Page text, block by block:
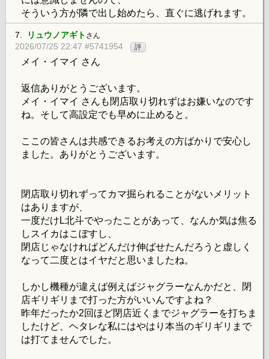
そういう方が隣で出し始めたら、直ぐに逃げれます。
7. リュウノアギト さん
2026/07/25 22:47 #5741954 評
メイ・イマイ さん
返信ありがとうございます。
メイ・イマイ さんも閉店取り切れずはお嫌いなのです
ね。そして高設定でも早めに止めると。
ここの皆さんは共感できるお考えの方ばかりで安心し
ました。ありがとうございます。
閉店取り切れずってカマ掘られることがないメリット
はありますが、
一度だけL北斗でやったことがあって、なんか気は焦る
しスイカはこぼすし、
閉店じゃなければどんだけ伸ばせたんだろうと虚しく
なって二度とはイヤだと思いましたね。
しかし機種が違えば例えばジャグラーなんかだと、閉
店ギリギリまで打った方がいいんですよね？
昨年だったか2回ほど閉店近くまでジャグラーを打ちま
したけど、ヘタレな私にはやはり本当のギリギリまで
は打てませんでした。